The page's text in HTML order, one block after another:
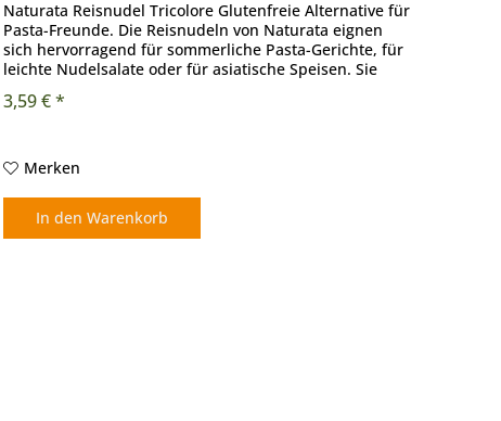
Naturata Reisnudel Tricolore Glutenfreie Alternative für
Pasta-Freunde. Die Reisnudeln von Naturata eignen
sich hervorragend für sommerliche Pasta-Gerichte, für
leichte Nudelsalate oder für asiatische Speisen. Sie
3,59 € *
Merken
In den Warenkorb